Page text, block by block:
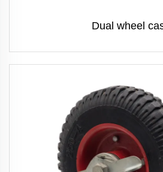
Dual wheel